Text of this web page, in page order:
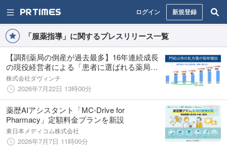
ログイン 新規登録
「服薬指導」に関するプレスリリース一覧
【調剤薬局の倒産が過去最多】16年連続成長
の現役経営者による「患者に選ばれる薬局づ
くり」無料WEBセミナーを公開
株式会社ダヴィンチ
2026年7月22日 13時00分
薬歴AIアシスタント「MC-Drive for
Pharmacy」定額料金プランを新設
東日本メディコム株式会社
2026年7月7日 11時00分